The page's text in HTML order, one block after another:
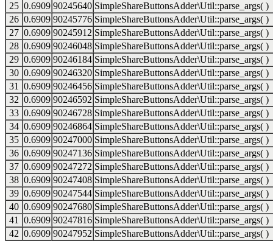
25 0.6909 90245640 SimpleShareButtonsAdder\Util::parse_args( )
26 0.6909 90245776 SimpleShareButtonsAdder\Util::parse_args( )
27 0.6909 90245912 SimpleShareButtonsAdder\Util::parse_args( )
28 0.6909 90246048 SimpleShareButtonsAdder\Util::parse_args( )
29 0.6909 90246184 SimpleShareButtonsAdder\Util::parse_args( )
30 0.6909 90246320 SimpleShareButtonsAdder\Util::parse_args( )
31
0.6909 90246456 SimpleShareButtonsAdder\Util::parse_args( )
32 0.6909 90246592 SimpleShareButtonsAdder\Util::parse_args( )
33 0.6909 90246728 SimpleShareButtonsAdder\Util::parse_args( )
34 0.6909 90246864 SimpleShareButtonsAdder\Util::parse_args( )
35 0.6909 90247000 SimpleShareButtonsAdder\Util::parse_args( )
36 0.6909 90247136 SimpleShareButtonsAdder\Util::parse_args( )
37 0.6909 90247272 SimpleShareButtonsAdder\Util::parse_args( )
38 0.6909 90247408 SimpleShareButtonsAdder\Util::parse_args( )
39 0.6909 90247544 SimpleShareButtonsAdder\Util::parse_args( )
40 0.6909 90247680 SimpleShareButtonsAdder\Util::parse_args( )
41
0.6909 90247816 SimpleShareButtonsAdder\Util::parse_args( )
42 0.6909 90247952 SimpleShareButtonsAdder\Util::parse_args( )